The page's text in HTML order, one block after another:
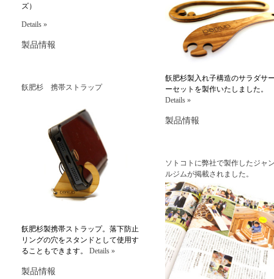
ズ）
Details »
製品情報
飫肥杉製入れ子構造のサラダサ
ーセットを製作いたしました。
Details »
製品情報
飫肥杉 携帯ストラップ
飫肥杉製携帯ストラップ。落下防止
リングの穴をスタンドとして使用す
ることもできます。 Details »
製品情報
ソトコトに弊社で製作したジャ
ルジムが掲載されました。